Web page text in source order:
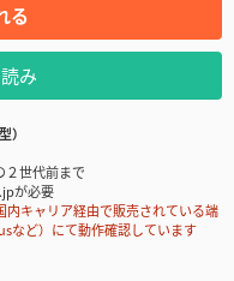
る
み
）
２世代前まで
が必要
キャリア経由で販売されている端
など）にて動作確認しています